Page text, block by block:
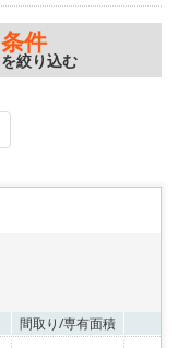
条件
を絞り込む
間取り/専有面積